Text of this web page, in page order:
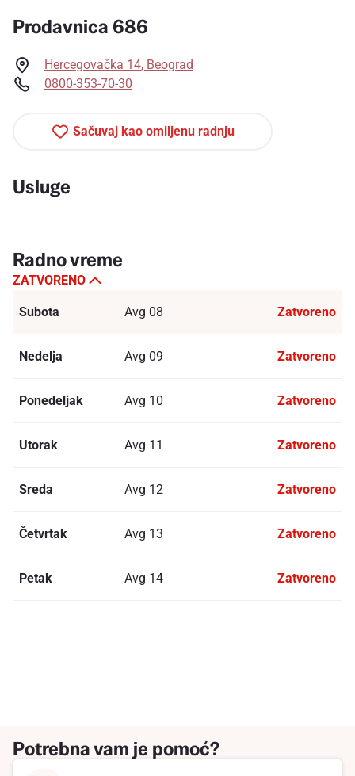
Sačuvaj kao omiljenu radnju
Prodavnica 686
Hercegovačka 14, Beograd
0800-353-70-30
Usluge
Radno vreme
ZATVORENO
Subota Avg 08 Zatvoreno
Nedelja Avg 09 Zatvoreno
Ponedeljak Avg 10 Zatvoreno
Utorak Avg 11 Zatvoreno
Sreda Avg 12 Zatvoreno
Četvrtak Avg 13 Zatvoreno
Petak Avg 14 Zatvoreno
Potrebna vam je pomoć?